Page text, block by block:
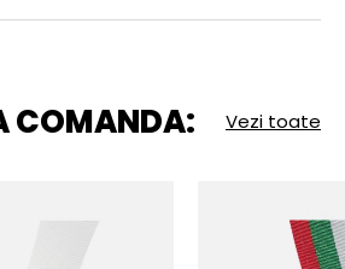
COMANDA: Vezi toate